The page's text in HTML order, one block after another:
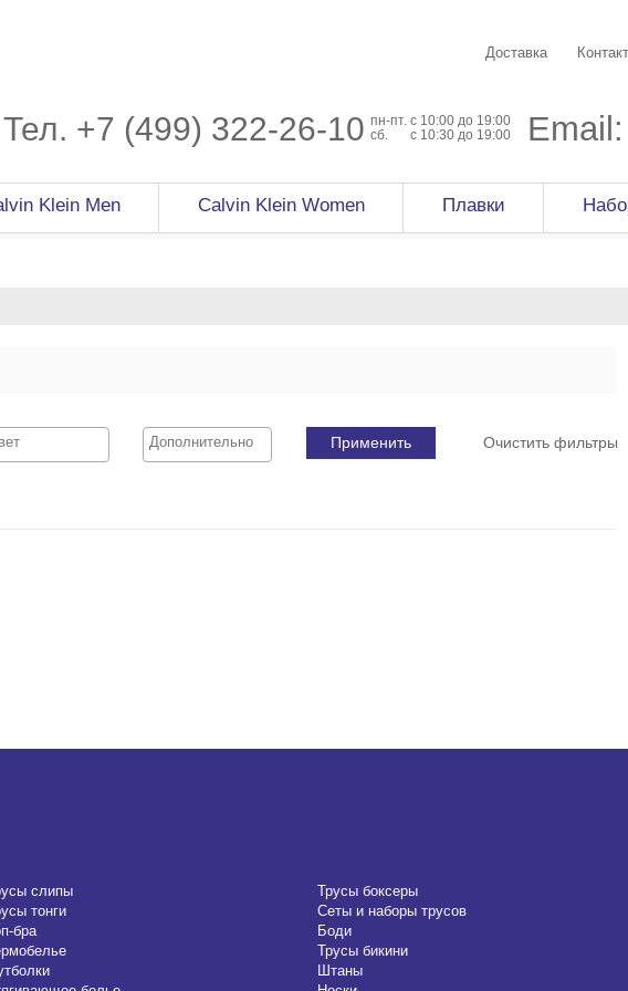
Доставка
Тел. +7 (499) 322-26-10 пн-пт. c 10:00 до 19:00
сб.
с 10:30 до 19:00 Email:
Klein Men Calvin Klein Women Плавки
Применить Очистить фильтры
слипы Трусы боксеры
тонги Сеты и наборы трусов
бра Боди
Трусы бикини
Штаны